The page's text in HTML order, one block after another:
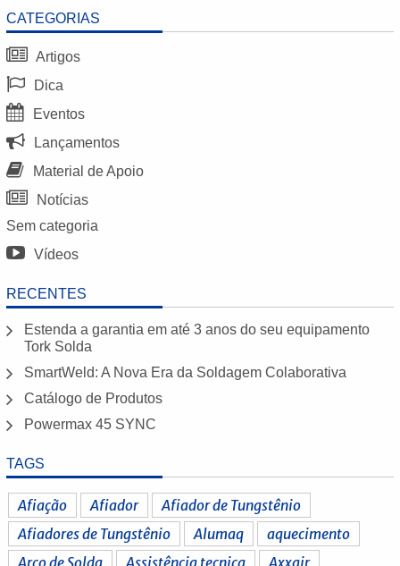
CATEGORIAS
Artigos
Dica
Eventos
Lançamentos
Material de Apoio
Notícias
Sem categoria
Vídeos
RECENTES
Estenda a garantia em até 3 anos do seu equipamento
Tork Solda
SmartWeld: A Nova Era da Soldagem Colaborativa
Catálogo de Produtos
Powermax 45 SYNC
TAGS
Afiação Afiador
Afiador de Tungstênio
Afiadores de Tungstênio
Alumaq
aquecimento
Arco de Solda
Assistência tecnica Axxair